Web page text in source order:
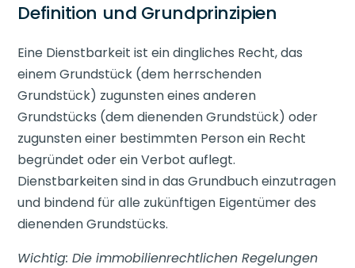
Definition und Grundprinzipien
Eine Dienstbarkeit ist ein dingliches Recht, das
einem Grundstück (dem herrschenden
Grundstück) zugunsten eines anderen
Grundstücks (dem dienenden Grundstück) oder
zugunsten einer bestimmten Person ein Recht
begründet oder ein Verbot auflegt.
Dienstbarkeiten sind in das Grundbuch einzutragen
und bindend für alle zukünftigen Eigentümer des
dienenden Grundstücks.
Wichtig: Die immobilienrechtlichen Regelungen